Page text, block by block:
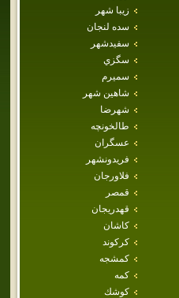
زيبا شهر
سده لنجان
سفيدشهر
سگزي
سميرم
شاهين شهر
شهرضا
طالخونچه
عسگران
فريدونشهر
فلاورجان
قمصر
قهدريجان
كاشان
كركوند
كمشجه
كمه
كوشك